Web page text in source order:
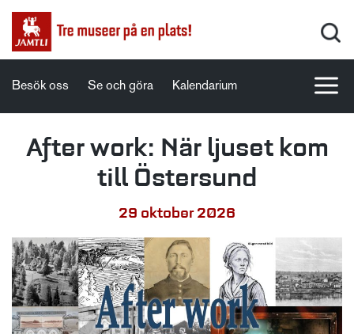
Besök oss Se och göra Kalendarium
After work: När ljuset kom
till Östersund
29 oktober 2026